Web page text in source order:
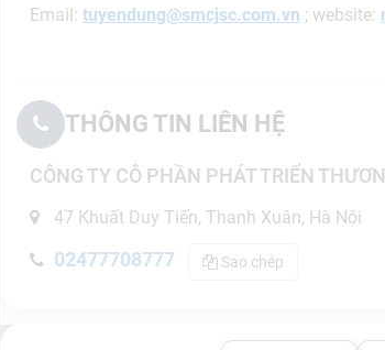
Email: tuyendung@smcjsc.com.vn ; website:
THÔNG TIN LIÊN HỆ
CÔNG TY CÔ PHẦN PHÁT TRIỂN
47 Khuất Duy Tiến, Thanh Xuân, Hà Nội
02477708777 Sao chép